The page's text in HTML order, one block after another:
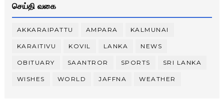
செய்தி வகை
AKKARAIPATTU AMPARA KALMUNAI
KARAITIVU KOVIL LANKA NEWS
OBITUARY SAANTROR SPORTS SRI LANKA
WISHES WORLD JAFFNA WEATHER